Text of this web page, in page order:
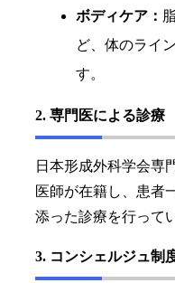
ボディケア：
ど、体のライ
す。
2. 専門医による診療
日本形成外科学会専
医師が在籍し、患者
添った診療を行って
3. コンシェルジュ制